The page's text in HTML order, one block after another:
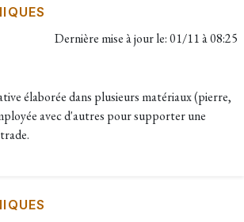
Dernière mise à jour le:01/11 à 08:25
élaborée dans plusieurs matériaux (pierre,
avec d'autres pour supporter une